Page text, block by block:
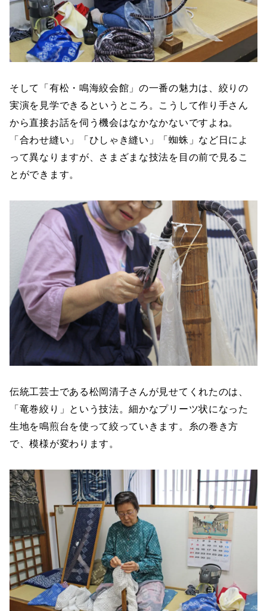
そして「有松・鳴海絞会館」の一番の魅力は、絞りの
実演を見学できるというところ。こうして作り手さん
から直接お話を伺う機会はなかなかないですよね。
「合わせ縫い」「ひしゃき縫い」「蜘蛛」など日によ
って異なりますが、さまざまな技法を目の前で見るこ
とができます。
伝統工芸士である松岡清子さんが見せてくれたのは、
「竜巻絞り」という技法。細かなプリーツ状になった
生地を鳴煎台を使って絞っていきます。糸の巻き方
で、模様が変わります。